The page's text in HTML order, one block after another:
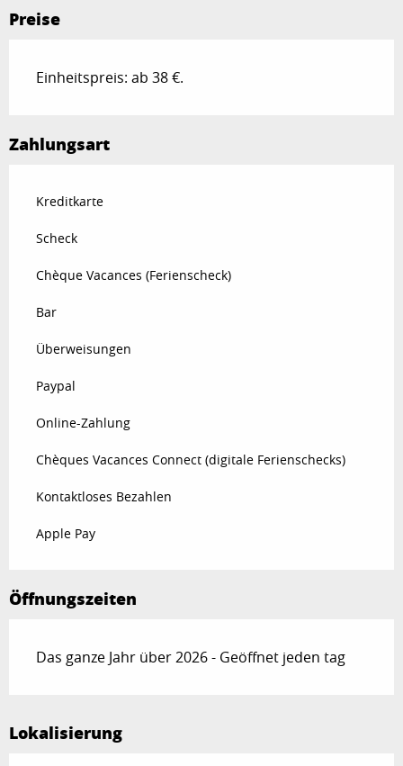
Preise
Einheitspreis: ab 38 €.
Zahlungsart
Kreditkarte
Scheck
Chèque Vacances (Ferienscheck)
Bar
Überweisungen
Paypal
Online-Zahlung
Chèques Vacances Connect (digitale Ferienschecks)
Kontaktloses Bezahlen
Apple Pay
Öffnungszeiten
Das ganze Jahr über 2026 - Geöffnet jeden tag
Lokalisierung